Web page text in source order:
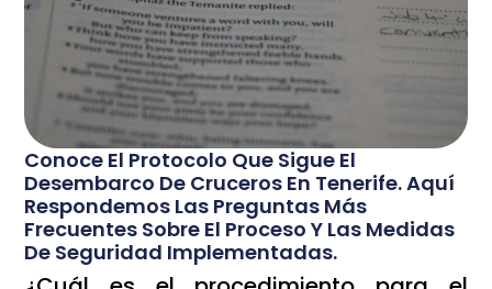
Conoce El Protocolo Que Sigue El
Desembarco De Cruceros En Tenerife. Aquí
Respondemos Las Preguntas Más
Frecuentes Sobre El Proceso Y Las Medidas
De Seguridad Implementadas.